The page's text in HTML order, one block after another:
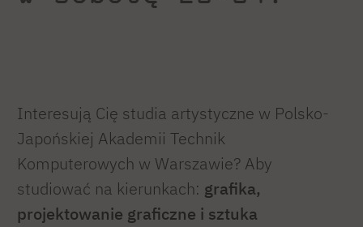
Interesują Cię studia artystyczne w Polsko-
Japońskiej Akademii Technik
Komputerowych w Warszawie? Aby
studiować na kierunkach: grafika,
projektowanie graficzne i sztuka